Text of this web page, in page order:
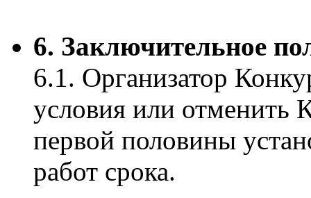
6. Заключительное
6.1. Организатор
условия или отменить
первой половины
работ срока.